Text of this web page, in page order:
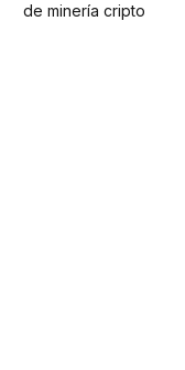
de minería cripto